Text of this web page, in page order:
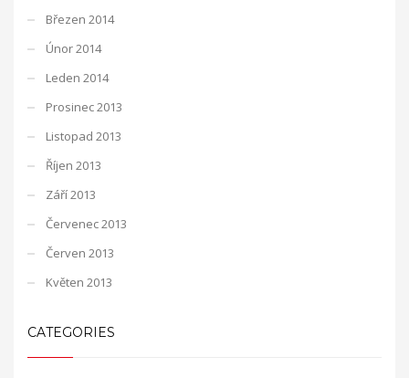
Březen 2014
Únor 2014
Leden 2014
Prosinec 2013
Listopad 2013
Říjen 2013
Září 2013
Červenec 2013
Červen 2013
Květen 2013
CATEGORIES